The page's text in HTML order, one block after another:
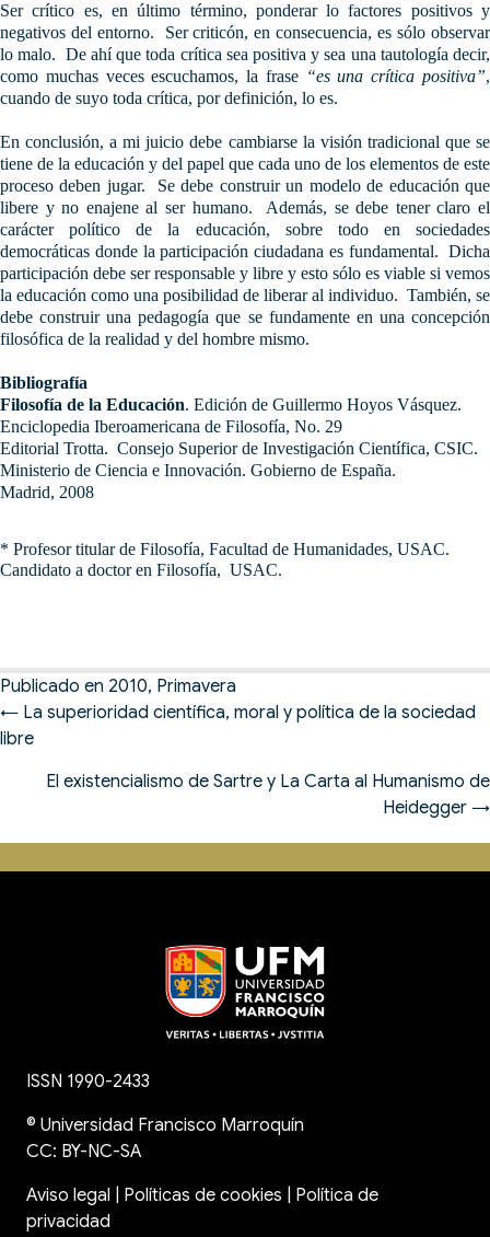
Ser crítico es, en último término, ponderar lo factores positivos y
negativos del entorno. Ser criticón, en consecuencia, es sólo observar
lo malo. De ahí que toda crítica sea positiva y sea una tautología decir,
como muchas veces escuchamos, la frase “es una crítica positiva”,
cuando de suyo toda crítica, por definición, lo es.
En conclusión, a mi juicio debe cambiarse la visión tradicional que se
tiene de la educación y del papel que cada uno de los elementos de este
proceso deben jugar. Se debe construir un modelo de educación que
libere y no enajene al ser humano. Además, se debe tener claro el
carácter político de la educación, sobre todo en sociedades
democráticas donde la participación ciudadana es fundamental. Dicha
participación debe ser responsable y libre y esto sólo es viable si vemos
la educación como una posibilidad de liberar al individuo. También, se
debe construir una pedagogía que se fundamente en una concepción
filosófica de la realidad y del hombre mismo.
Bibliografía
Filosofía de la Educación. Edición de Guillermo Hoyos Vásquez.
Enciclopedia Iberoamericana de Filosofía, No. 29
Editorial Trotta. Consejo Superior de Investigación Científica, CSIC.
Ministerio de Ciencia e Innovación. Gobierno de España.
Madrid, 2008
* Profesor titular de Filosofía, Facultad de Humanidades, USAC.
Candidato a doctor en Filosofía, USAC.
Publicado en 2010, Primavera
Posts
navigation
← La superioridad científica, moral y política de la sociedad
libre
El existencialismo de Sartre y La Carta al Humanismo de
Heidegger →
ISSN 1990-2433
© Universidad Francisco Marroquín
CC: BY-NC-SA
Aviso legal
Políticas de cookies
Política de
privacidad